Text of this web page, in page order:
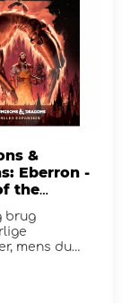
&
Eberron -
the
Art
brug
mens du
magiske